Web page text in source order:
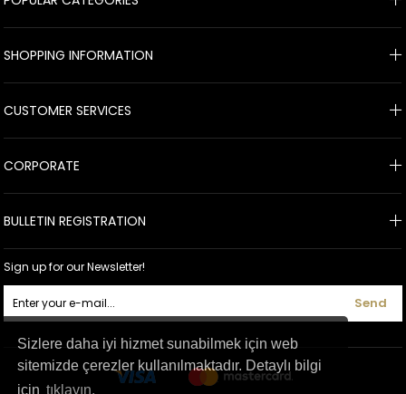
Sizlere daha iyi hizmet sunabilmek için web
sitemizde çerezler kullanılmaktadır. Detaylı bilgi
için tıklayın.
SHOPPING INFORMATION
CUSTOMER SERVICES
CORPORATE
BULLETIN REGISTRATION
Sign up for our Newsletter!
Send